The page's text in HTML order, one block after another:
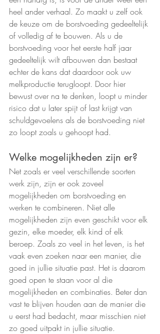
heel ander verhaal. Zo maakt u zelf ook
de keuze om de borstvoeding gedeeltelijk
of volledig af te bouwen. Als u de
borstvoeding voor het eerste half jaar
gedeeltelijk wilt afbouwen dan bestaat
echter de kans dat daardoor ook uw
melkproductie terugloopt. Door hier
bewust over na te denken, loopt u minder
risico dat u later spijt of last krijgt van
schuldgevoelens als de borstvoeding niet
zo loopt zoals u gehoopt had.
Welke mogelijkheden zijn er?
Net zoals er veel verschillende soorten
werk zijn, zijn er ook zoveel
mogelijkheden om borstvoeding en
werken te combineren. Niet alle
mogelijkheden zijn even geschikt voor elk
gezin, elke moeder, elk kind of elk
beroep. Zoals zo veel in het leven, is het
vaak even zoeken naar een manier, die
goed in jullie situatie past. Het is daarom
goed open te staan voor al die
mogelijkheden en combinaties. Beter dan
vast te blijven houden aan de manier die
u eerst had bedacht, maar misschien niet
zo goed uitpakt in jullie situatie.